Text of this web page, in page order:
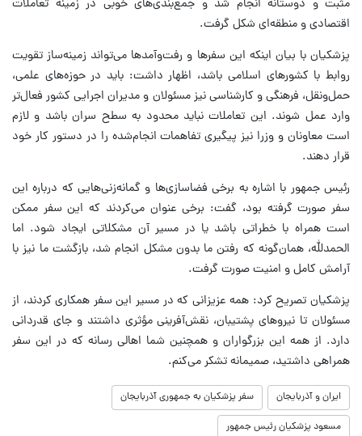
مثبت و دوستانه انجام شد و جمع‌بندی‌های خوبی در زمینه تعاملات
اقتصادی و منطقه‌ای شکل گرفت.
پزشکیان با بیان اینکه این سفرها و رفت‌وآمدها می‌تواند زمینه‌ساز تقویت
روابط با کشورهای اسلامی باشد، اظهار داشت: باید در حوزه‌های علمی،
حمل‌ونقل، فرهنگی و کارشناسی نیز مسئولان و مدیران اجرایی کشور فعال‌تر
وارد عمل شوند. این تعاملات نباید محدود به سطح سران باشد و لازم
است معاونان و وزرا نیز پیگیری تفاهمات انجام‌شده را در دستور کار خود
قرار دهند.
رئیس جمهور با اشاره به برخی فضاسازی‌ها و گمانه‌زنی‌هایی که درباره این
سفر صورت گرفته بود، گفت: برخی عنوان می‌کردند که این سفر ممکن
است همراه با خطراتی باشد یا در مسیر آن مشکلاتی ایجاد شود. اما
الحمدلله، همان‌گونه که رفتن ما بدون مشکل انجام شد، بازگشت ما نیز با
آرامش کامل و امنیت صورت گرفت.
پزشکیان تصریح کرد: همه عزیزانی که در مسیر این سفر همکاری کردند، از
مسئولان تا نیروهای پشتیبان، نقش‌آفرینی مؤثری داشتند و جای قدردانی
دارد. از همه این بزرگواران و همچنین شما اهالی رسانه که در این سفر
همراهی داشتید، صمیمانه تشکر می‌کنم.
ایران و آذربایجان سفر پزشکیان به جمهوری آذربایجان
مسعود پزشکیان رئیس جمهور